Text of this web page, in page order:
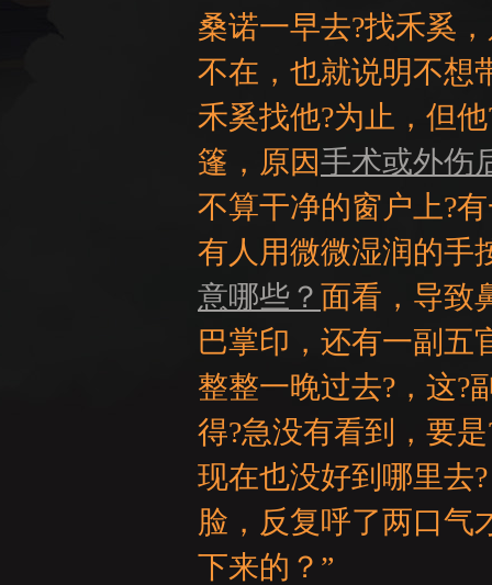
桑诺一早去?找禾奚
不在，也就说明不想
禾奚找他?为止，但
篷，原因手术或外伤
不算干净的窗户上?
有人用微微湿润的手
意哪些？ 面看，导致
巴掌印，还有一副五
整整一晚过去?，这?
得?急没有看到，要
现在也没好到哪里去
脸，反复呼了两口气
下来的？”